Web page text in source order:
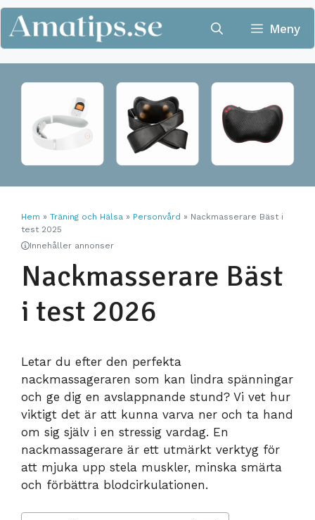
Hoppa
till
innehåll
Meny
Hem » Träning och Hälsa » Personvård » Nackmasserare Bäst i
test 2025
Innehåller annonser
Nackmasserare Bäst
i test 2026
Letar du efter den perfekta
nackmassageraren som kan lindra spänningar
och ge dig en avslappnande stund? Vi vet hur
viktigt det är att kunna varva ner och ta hand
om sig själv i en stressig vardag. En
nackmassagerare är ett utmärkt verktyg för
att mjuka upp stela muskler, minska smärta
och förbättra blodcirkulationen.